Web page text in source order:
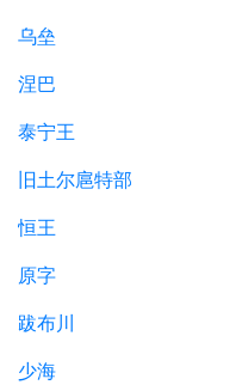
乌垒
涅巴
泰宁王
旧土尔扈特部
恒王
原字
跋布川
少海